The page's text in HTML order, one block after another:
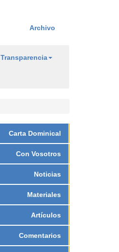
Archivo
Transparencia
Carta Dominical
Con Vosotros
Noticias
Materiales
Artículos
Comentarios